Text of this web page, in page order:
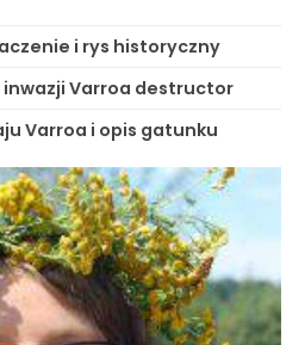
i rys historyczny
Varroa destructor
Varroa i opis gatunku